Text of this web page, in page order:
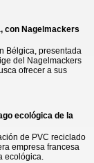
con Nagelmackers
Bélgica, presentada
del Nagelmackers
ofrecer a sus
ecológica de la
de PVC reciclado
empresa francesa
ecológica.